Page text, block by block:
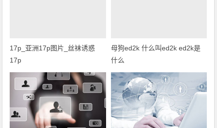
17p_亚洲17p图片_丝袜诱惑
17p
母狗ed2k 什么叫ed2k ed2k是
什么